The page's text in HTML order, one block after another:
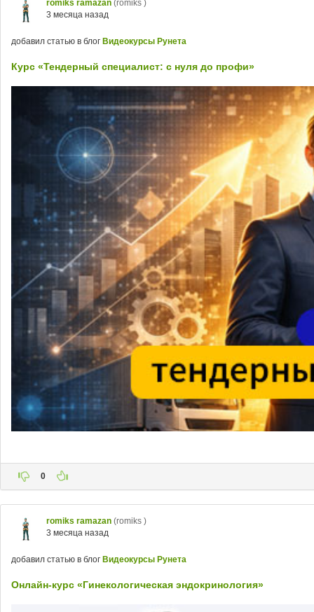
romiks ramazan (romiks )
3 месяца назад
добавил статью в блог Видеокурсы Рунета
Курс «Тендерный специалист: с нуля до профи»
0
romiks ramazan (romiks )
3 месяца назад
добавил статью в блог Видеокурсы Рунета
Онлайн-курс «Гинекологическая эндокринология»